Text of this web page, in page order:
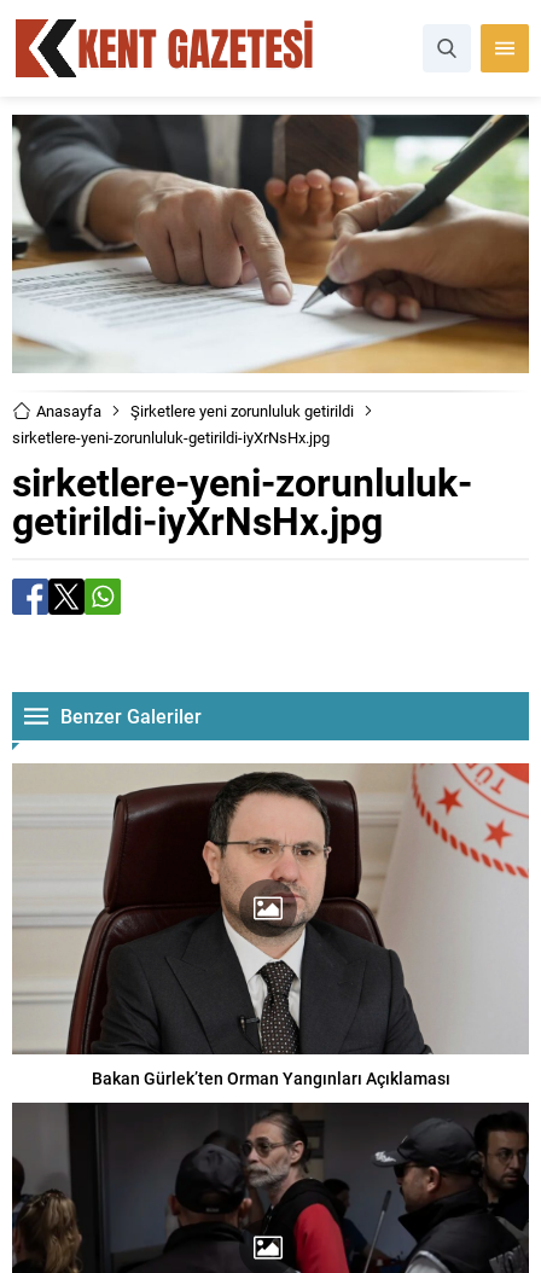
Anasayfa
Şirketlere yeni zorunluluk getirildi
sirketlere-yeni-zorunluluk-getirildi-iyXrNsHx.jpg
sirketlere-yeni-zorunluluk-
getirildi-iyXrNsHx.jpg
Benzer Galeriler
Bakan Gürlek’ten Orman Yangınları Açıklaması